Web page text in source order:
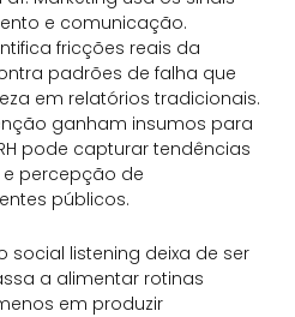
e comunicação.
fricções reais da
padrões de falha que
em relatórios tradicionais.
ganham insumos para
pode capturar tendências
e percepção de
públicos.
social listening deixa de ser
a alimentar rotinas
em produzir